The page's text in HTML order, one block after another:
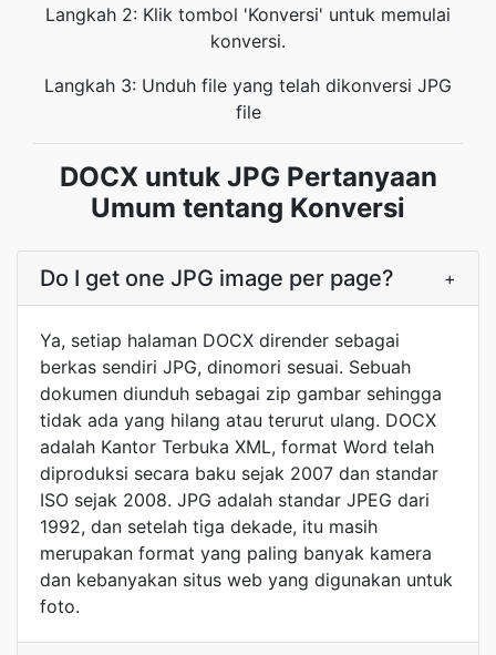
Langkah 2: Klik tombol 'Konversi' untuk memulai
konversi.
Langkah 3: Unduh file yang telah dikonversi JPG
file
DOCX untuk JPG Pertanyaan
Umum tentang Konversi
Do I get one JPG image per page? +
Ya, setiap halaman DOCX dirender sebagai
berkas sendiri JPG, dinomori sesuai. Sebuah
dokumen diunduh sebagai zip gambar sehingga
tidak ada yang hilang atau terurut ulang. DOCX
adalah Kantor Terbuka XML, format Word telah
diproduksi secara baku sejak 2007 dan standar
ISO sejak 2008. JPG adalah standar JPEG dari
1992, dan setelah tiga dekade, itu masih
merupakan format yang paling banyak kamera
dan kebanyakan situs web yang digunakan untuk
foto.